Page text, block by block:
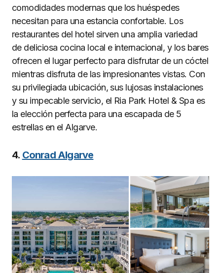
comodidades modernas que los huéspedes
necesitan para una estancia confortable. Los
restaurantes del hotel sirven una amplia variedad
de deliciosa cocina local e internacional, y los bares
ofrecen el lugar perfecto para disfrutar de un cóctel
mientras disfruta de las impresionantes vistas. Con
su privilegiada ubicación, sus lujosas instalaciones
y su impecable servicio, el Ria Park Hotel & Spa es
la elección perfecta para una escapada de 5
estrellas en el Algarve.
4. Conrad Algarve